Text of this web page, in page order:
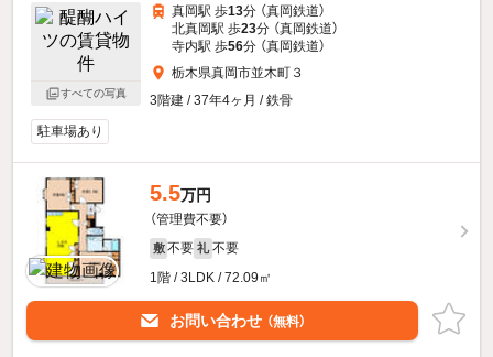
すべての写真
真岡駅 歩13分 （真岡鉄道）
北真岡駅 歩23分 （真岡鉄道）
寺内駅 歩56分 （真岡鉄道）
栃木県真岡市並木町３
3階建 / 37年4ヶ月 / 鉄骨
駐車場あり
5.5万円
（管理費不要）
敷 不要 礼 不要
1階 / 3LDK / 72.09㎡
お問い合わせ （無料）